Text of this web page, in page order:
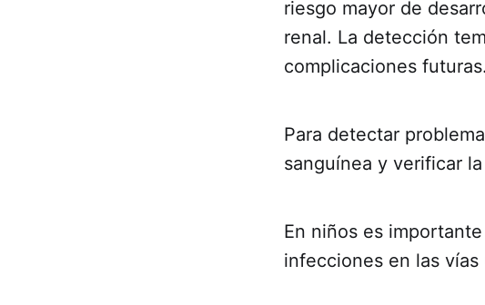
riesgo mayor de
renal. La detección
complicaciones futuras.
Para detectar
sanguínea y verificar
En niños es
infecciones en las vías